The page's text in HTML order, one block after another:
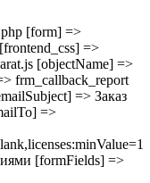
[form] =>
=>
[objectName] =>
frm_callback_report
=> Заказ
=>
[formFields] =>